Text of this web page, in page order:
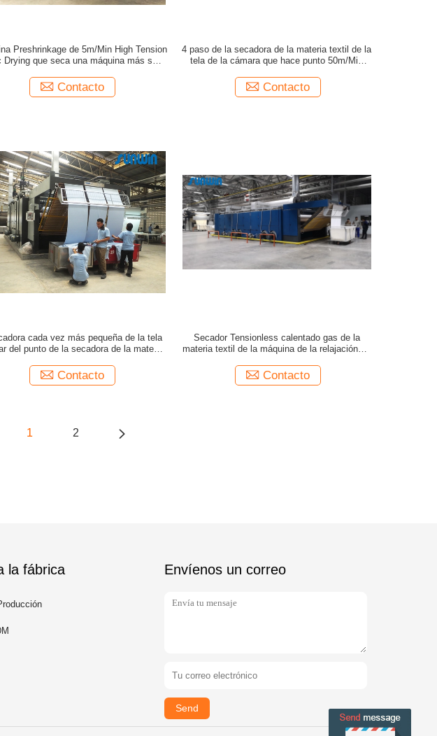
Preshrinkage de 5m/Min High Tension
Drying que seca una máquina más seca
Contacto
4 paso de la secadora de la materia textil de la
tela de la cámara que hace punto 50m/Min
Contacto
cada vez más pequeña de la tela
del punto de la secadora de la materia
Contacto
Secador Tensionless calentado gas de la
materia textil de la máquina de la relajación de
Contacto
1 2
la fábrica Envíenos un correo
Send